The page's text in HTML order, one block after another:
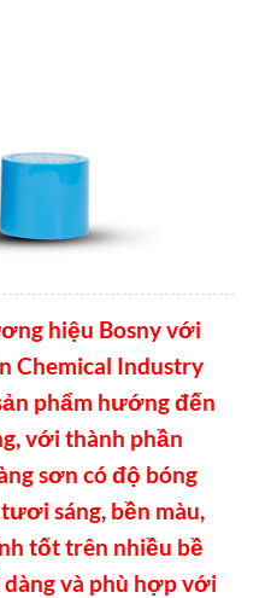
hiệu Bosny với
Chemical Industry
phẩm hướng đến
với thành phần
sơn có độ bóng
sáng, bền màu,
tốt trên nhiều bề
và phù hợp với